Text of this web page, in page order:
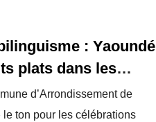
: Yaoundé
plats dans les
d’Arrondissement de
ton pour les célébrations